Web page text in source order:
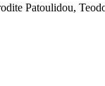
Patoulidou,